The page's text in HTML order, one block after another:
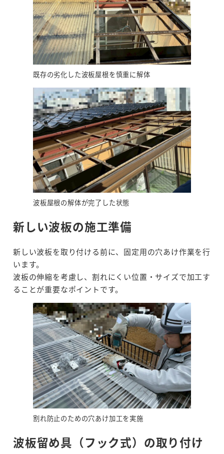
既存の劣化した波板屋根を慎重に解体
波板屋根の解体が完了した状態
新しい波板の施工準備
新しい波板を取り付ける前に、固定用の穴あけ作業を行
います。
波板の伸縮を考慮し、割れにくい位置・サイズで加工す
ることが重要なポイントです。
割れ防止のための穴あけ加工を実施
波板留め具（フック式）の取り付け